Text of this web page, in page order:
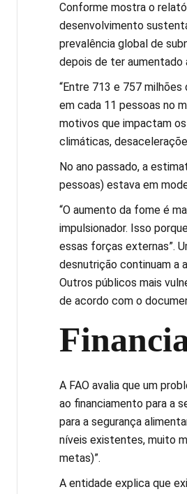
Conforme mostra o
desenvolvimento
prevalência global de
depois de ter aumentado
“Entre 713 e 757
em cada 11 pessoas no
motivos que impactam
climáticas,
No ano passado, a
pessoas) estava em
“O aumento da fome é
impulsionador. Isso
essas forças externas”.
desnutrição continuam a
Outros públicos mais
de acordo com o
A FAO avalia que um
ao financiamento para a
para a segurança
níveis existentes, muito
metas)”.
A entidade explica que